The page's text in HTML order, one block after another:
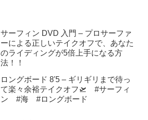
サーフィン DVD 入門 – プロサーファ
ーによる正しいテイクオフで、あなた
のライディングが5倍上手になる方
法！！
ロングボード 8'5 – ギリギリまで待っ
て楽々余裕テイクオフ🛫 #サーフィ
ン #海 #ロングボード